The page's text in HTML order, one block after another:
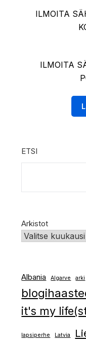
ILMOITA
ILMOITA
ETSI
Arkistot
Albania Algarve arki
it's my
lapsiperhe Latvia